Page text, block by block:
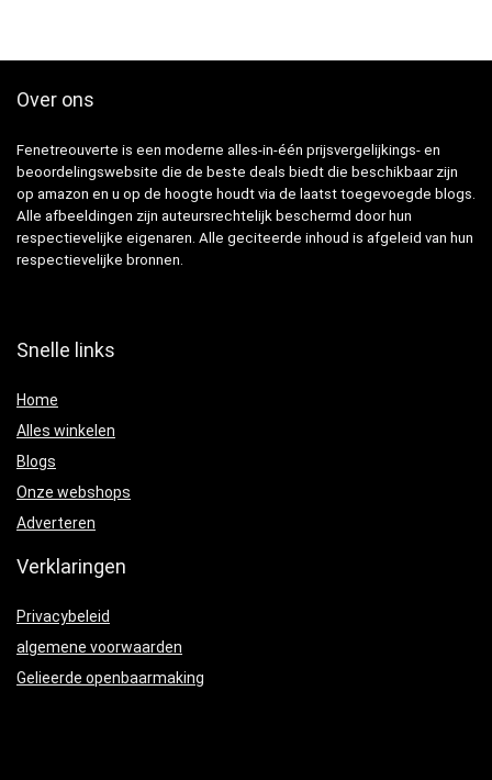
Over ons
Fenetreouverte is een moderne alles-in-één prijsvergelijkings- en
beoordelingswebsite die de beste deals biedt die beschikbaar zijn
op amazon en u op de hoogte houdt via de laatst toegevoegde blogs.
Alle afbeeldingen zijn auteursrechtelijk beschermd door hun
respectievelijke eigenaren. Alle geciteerde inhoud is afgeleid van hun
respectievelijke bronnen.
Snelle links
Home
Alles winkelen
Blogs
Onze webshops
Adverteren
Verklaringen
Privacybeleid
algemene voorwaarden
Gelieerde openbaarmaking